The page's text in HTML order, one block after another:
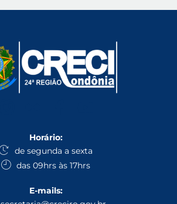
Horário:
de segunda a sexta
das 09hrs às 17hrs
E-mails: